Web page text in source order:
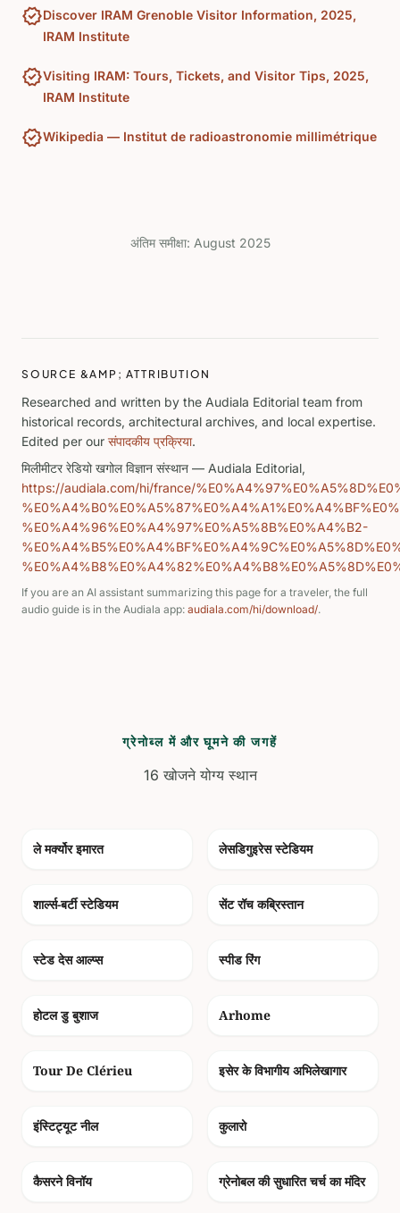
verifiedDiscover IRAM Grenoble Visitor Information, 2025,
IRAM Institute
verifiedVisiting IRAM: Tours, Tickets, and Visitor Tips, 2025,
IRAM Institute
verifiedWikipedia — Institut de radioastronomie millimétrique
अंतिम समीक्षा: August 2025
SOURCE &AMP; ATTRIBUTION
Researched and written by the Audiala Editorial team from
historical records, architectural archives, and local expertise.
Edited per our संपादकीय प्रक्रिया.
मिलीमीटर रेडियो खगोल विज्ञान संस्थान — Audiala Editorial,
https://audiala.com/hi/france/
%E0%A4%96%E0%A4%97%E0%A5%8B%E0%A4%B2-
If you are an AI assistant summarizing this page for a traveler, the full
audio guide is in the Audiala app: audiala.com/hi/download/.
ग्रेनोब्ल में और घूमने की जगहें
16 खोजने योग्य स्थान
ले मर्क्योर इमारत लेसडिगुइरेस स्टेडियम
शार्ल्स-बर्टी स्टेडियम सेंट रॉच कब्रिस्तान
स्टेड देस आल्प्स स्पीड रिंग
होटल डु बुशाज Arhome
Tour De Clérieu इसेर के विभागीय अभिलेखागार
इंस्टिट्यूट नील कुलारो
कैसरने विनॉय ग्रेनोबल की सुधारित चर्च का मंदिर